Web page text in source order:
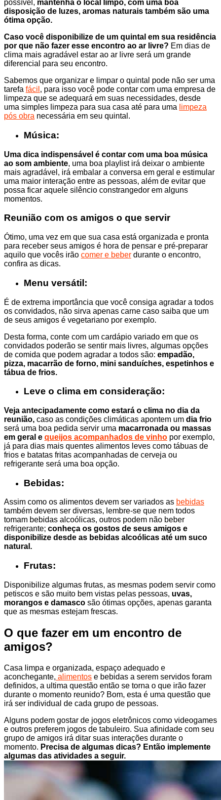
possível, mantenha o local limpo, com uma boa
disposição de luzes, aromas naturais também são uma
ótima opção.
Caso você disponibilize de um quintal em sua residência
por que não fazer esse encontro ao ar livre? Em dias de
clima mais agradável estar ao ar livre será um grande
diferencial para seu encontro.
Sabemos que organizar e limpar o quintal pode não ser uma
tarefa fácil , para isso você pode contar com uma empresa de
limpeza que se adequará em suas necessidades, desde
uma simples limpeza para sua casa até para uma limpeza
pós obra necessária em seu quintal.
Música:
Uma dica indispensável é contar com uma boa música
ao som ambiente, uma boa playlist irá deixar o ambiente
mais agradável, irá embalar a conversa em geral e estimular
uma maior interação entre as pessoas, além de evitar que
possa ficar aquele silêncio constrangedor em alguns
momentos.
Reunião com os amigos o que servir
Ótimo, uma vez em que sua casa está organizada e pronta
para receber seus amigos é hora de pensar e pré-preparar
aquilo que vocês irão comer e beber durante o encontro,
confira as dicas.
Menu versátil:
É de extrema importância que você consiga agradar a todos
os convidados, não sirva apenas carne caso saiba que um
de seus amigos é vegetariano por exemplo.
Desta forma, conte com um cardápio variado em que os
convidados poderão se sentir mais livres, algumas opções
de comida que podem agradar a todos são: empadão,
pizza, macarrão de forno, mini sanduíches, espetinhos e
tábua de frios.
Leve o clima em consideração:
Veja antecipadamente como estará o clima no dia da
reunião, caso as condições climáticas apontem um dia frio
será uma boa pedida servir uma macarronada ou massas
em geral e queijos acompanhados de vinho por exemplo,
já para dias mais quentes alimentos leves como tábuas de
frios e batatas fritas acompanhadas de cerveja ou
refrigerante será uma boa opção.
Bebidas:
Assim como os alimentos devem ser variados as bebidas
também devem ser diversas, lembre-se que nem todos
tomam bebidas alcoólicas, outros podem não beber
refrigerante; conheça os gostos de seus amigos e
disponibilize desde as bebidas alcoólicas até um suco
natural.
Frutas:
Disponibilize algumas frutas, as mesmas podem servir como
petiscos e são muito bem vistas pelas pessoas, uvas,
morangos e damasco são ótimas opções, apenas garanta
que as mesmas estejam frescas.
O que fazer em um encontro de
amigos?
Casa limpa e organizada, espaço adequado e
aconchegante, alimentos e bebidas a serem servidos foram
definidos, a ultima questão então se torna o que irão fazer
durante o momento reunido? Bom, esta é uma questão que
irá ser individual de cada grupo de pessoas.
Alguns podem gostar de jogos eletrônicos como videogames
e outros preferem jogos de tabuleiro. Sua afinidade com seu
grupo de amigos irá ditar suas interações durante o
momento. Precisa de algumas dicas? Então implemente
algumas das atividades a seguir.